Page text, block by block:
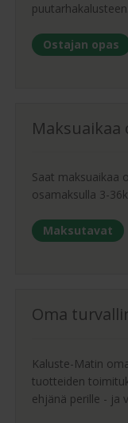
puutarhakalusteen.
Ostajan opas
Maksuaikaa
Saat maksuaikaa
osamaksulla 3-
Maksutavat
Oma
Kaluste-Matin
tuotteiden
ehjänä perille - ja